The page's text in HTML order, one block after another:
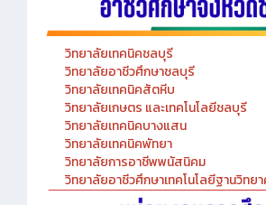
วิทยาลัยเทคนิคชลบุรี
วิทยาลัยอาชีวศึกษาชลบุรี
วิทยาลัยเทคนิคสัตหีบ
วิทยาลัยเกษตร และเทคโนโลยีชลบุรี
วิทยาลัยเทคนิคบางแสน
วิทยาลัยเทคนิคพัทยา
วิทยาลัยการอาชีพพนัสนิคม
วิทยาลัยอาชีวศึกษาเทคโนโลยีฐานวิทย